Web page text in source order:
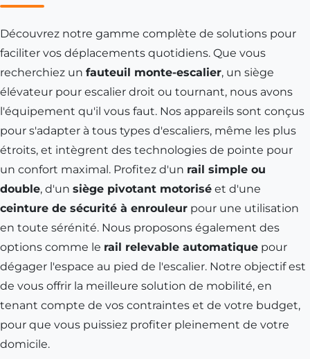
Découvrez notre gamme complète de solutions pour
faciliter vos déplacements quotidiens. Que vous
recherchiez un fauteuil monte-escalier, un siège
élévateur pour escalier droit ou tournant, nous avons
l'équipement qu'il vous faut. Nos appareils sont conçus
pour s'adapter à tous types d'escaliers, même les plus
étroits, et intègrent des technologies de pointe pour
un confort maximal. Profitez d'un rail simple ou
double, d'un siège pivotant motorisé et d'une
ceinture de sécurité à enrouleur pour une utilisation
en toute sérénité. Nous proposons également des
options comme le rail relevable automatique pour
dégager l'espace au pied de l'escalier. Notre objectif est
de vous offrir la meilleure solution de mobilité, en
tenant compte de vos contraintes et de votre budget,
pour que vous puissiez profiter pleinement de votre
domicile.